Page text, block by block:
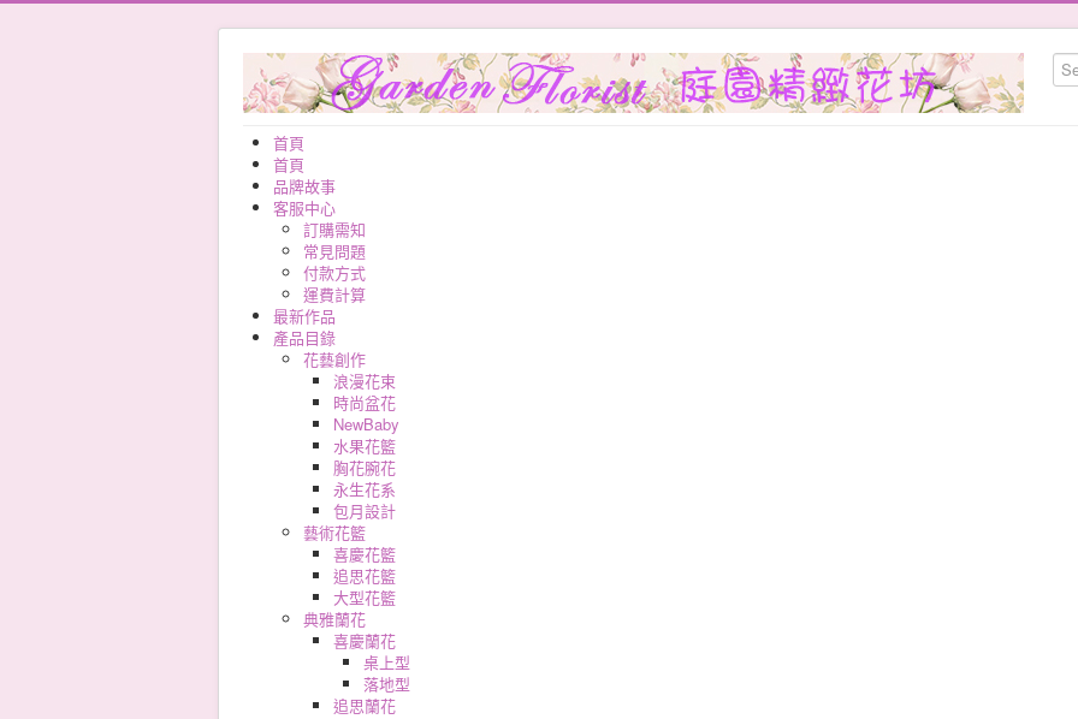
首頁
首頁
品牌故事
客服中心
訂購需知
常見問題
付款方式
運費計算
最新作品
產品目錄
花藝創作
浪漫花束
時尚盆花
NewBaby
水果花籃
胸花腕花
永生花系
包月設計
藝術花籃
喜慶花籃
追思花籃
大型花籃
典雅蘭花
喜慶蘭花
桌上型
落地型
追思蘭花